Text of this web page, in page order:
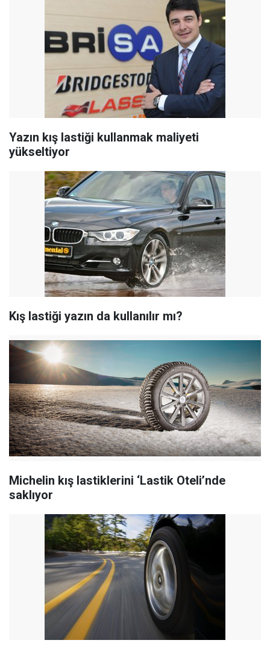
Yazın kış lastiği kullanmak maliyeti
yükseltiyor
Kış lastiği yazın da kullanılır mı?
Michelin kış lastiklerini ‘Lastik Oteli’nde
saklıyor